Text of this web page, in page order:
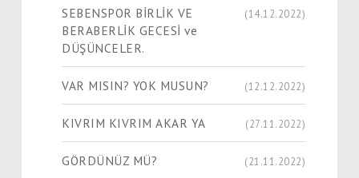
SEBENSPOR BİRLİK VE
BERABERLİK GECESİ ve
DÜŞÜNCELER.
(14.12.2022)
VAR MISIN? YOK MUSUN? (12.12.2022)
KIVRIM KIVRIM AKAR YA (27.11.2022)
GÖRDÜNÜZ MÜ? (21.11.2022)